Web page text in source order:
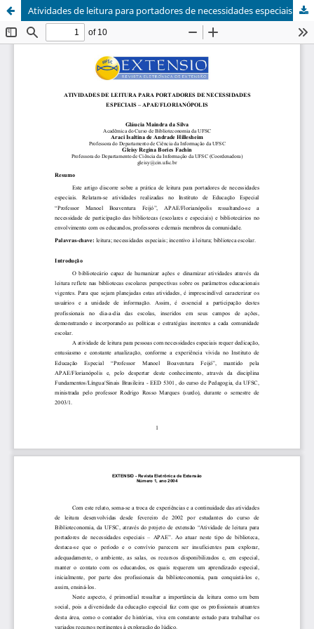
Atividades de leitura para portadores de necessidades especiais – APAE/Florianópolis